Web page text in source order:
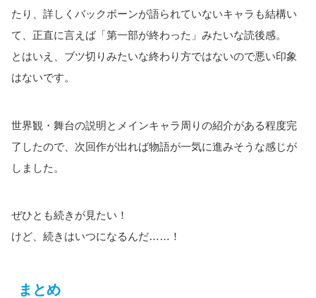
たり、詳しくバックボーンが語られていないキャラも結構い
て、正直に言えば「第一部が終わった」みたいな読後感。
とはいえ、ブツ切りみたいな終わり方ではないので悪い印象
はないです。
世界観・舞台の説明とメインキャラ周りの紹介がある程度完
了したので、次回作が出れば物語が一気に進みそうな感じが
しました。
ぜひとも続きが見たい！
けど、続きはいつになるんだ……！
まとめ